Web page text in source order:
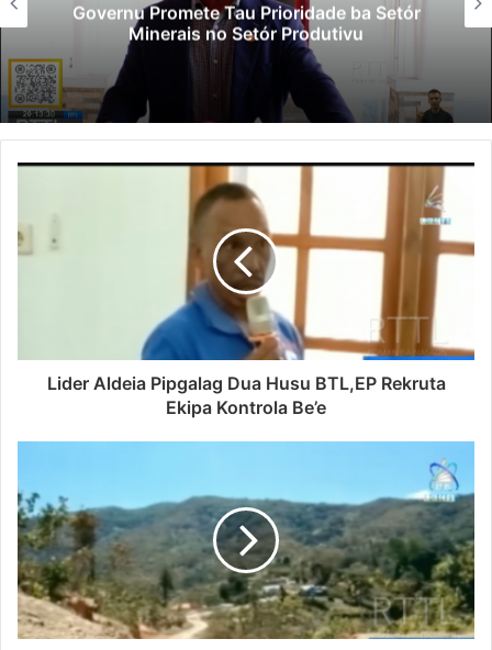
Governu Promete Tau Prioridade ba Setór
Minerais no Setór Produtivu
Lider Aldeia Pipgalag Dua Husu BTL,EP Rekruta
Ekipa Kontrola Be’e